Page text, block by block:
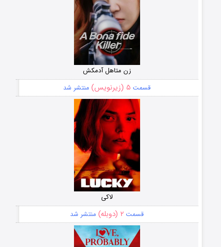
زن متاهل آدمکش
قسمت ۵ (زیرنویس) منتشر شد
لاکی
قسمت ۲ (دوبله) منتشر شد